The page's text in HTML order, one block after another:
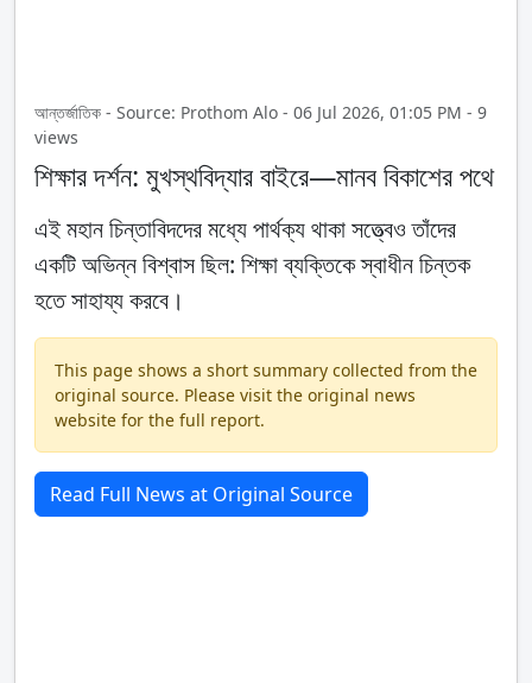
আন্তর্জাতিক - Source: Prothom Alo - 06 Jul 2026, 01:05 PM - 9
views
শিক্ষার দর্শন: মুখস্থবিদ্যার বাইরে—মানব বিকাশের পথে
এই মহান চিন্তাবিদদের মধ্যে পার্থক্য থাকা সত্ত্বেও তাঁদের
একটি অভিন্ন বিশ্বাস ছিল: শিক্ষা ব্যক্তিকে স্বাধীন চিন্তক
হতে সাহায্য করবে।
This page shows a short summary collected from the
original source. Please visit the original news
website for the full report.
Read Full News at Original Source